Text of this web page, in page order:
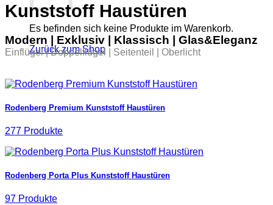
Es befinden sich keine Produkte im Warenkorb.
Zurück zum Shop
Kunststoff Haustüren
Modern | Exklusiv | Klassisch | Glas&Eleganz
Einflügel | Doppelflügel | Seitenteil | Oberlicht
Rodenberg Premium Kunststoff Haustüren
277 Produkte
Rodenberg Porta Plus Kunststoff Haustüren
97 Produkte